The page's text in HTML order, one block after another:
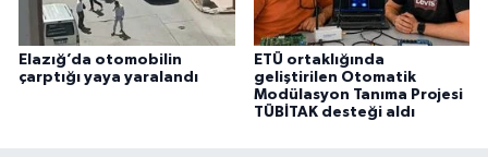
Elazığ’da otomobilin
çarptığı yaya yaralandı
ETÜ ortaklığında
geliştirilen Otomatik
Modülasyon Tanıma Projesi
TÜBİTAK desteği aldı